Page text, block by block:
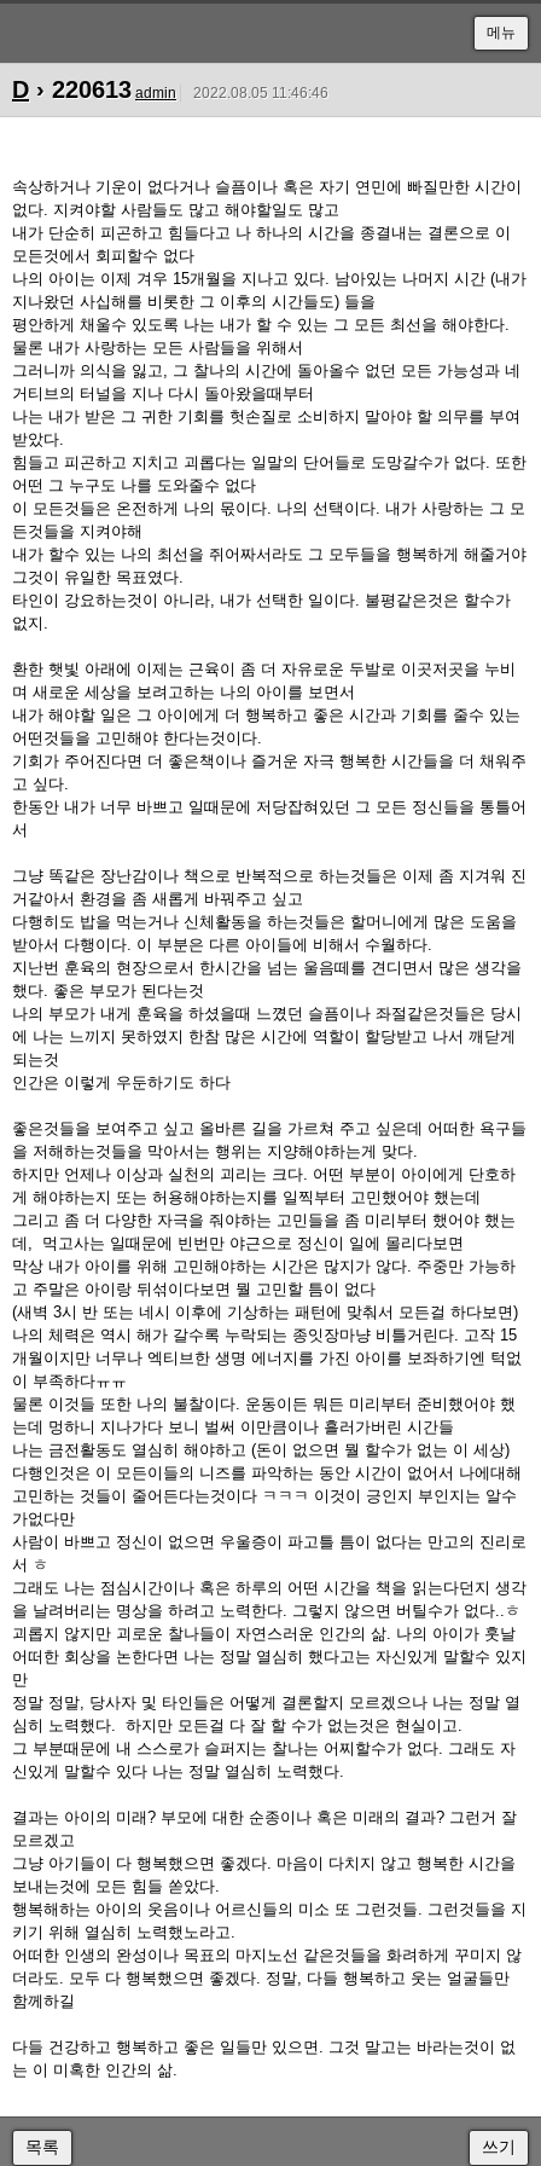
메뉴
D › 220613 admin 2022.08.05 11:46:46
속상하거나 기운이 없다거나 슬픔이나 혹은 자기 연민에 빠질만한 시간이
없다. 지켜야할 사람들도 많고 해야할일도 많고
내가 단순히 피곤하고 힘들다고 나 하나의 시간을 종결내는 결론으로 이
모든것에서 회피할수 없다
나의 아이는 이제 겨우 15개월을 지나고 있다. 남아있는 나머지 시간 (내가
지나왔던 사십해를 비롯한 그 이후의 시간들도) 들을
평안하게 채울수 있도록 나는 내가 할 수 있는 그 모든 최선을 해야한다.
물론 내가 사랑하는 모든 사람들을 위해서
그러니까 의식을 잃고, 그 찰나의 시간에 돌아올수 없던 모든 가능성과 네
거티브의 터널을 지나 다시 돌아왔을때부터
나는 내가 받은 그 귀한 기회를 헛손질로 소비하지 말아야 할 의무를 부여
받았다.
힘들고 피곤하고 지치고 괴롭다는 일말의 단어들로 도망갈수가 없다. 또한
어떤 그 누구도 나를 도와줄수 없다
이 모든것들은 온전하게 나의 몫이다. 나의 선택이다. 내가 사랑하는 그 모
든것들을 지켜야해
내가 할수 있는 나의 최선을 쥐어짜서라도 그 모두들을 행복하게 해줄거야
그것이 유일한 목표였다.
타인이 강요하는것이 아니라, 내가 선택한 일이다. 불평같은것은 할수가
없지.
환한 햇빛 아래에 이제는 근육이 좀 더 자유로운 두발로 이곳저곳을 누비
며 새로운 세상을 보려고하는 나의 아이를 보면서
내가 해야할 일은 그 아이에게 더 행복하고 좋은 시간과 기회를 줄수 있는
어떤것들을 고민해야 한다는것이다.
기회가 주어진다면 더 좋은책이나 즐거운 자극 행복한 시간들을 더 채워주
고 싶다.
한동안 내가 너무 바쁘고 일때문에 저당잡혀있던 그 모든 정신들을 통틀어
서
그냥 똑같은 장난감이나 책으로 반복적으로 하는것들은 이제 좀 지겨워 진
거같아서 환경을 좀 새롭게 바꿔주고 싶고
다행히도 밥을 먹는거나 신체활동을 하는것들은 할머니에게 많은 도움을
받아서 다행이다. 이 부분은 다른 아이들에 비해서 수월하다.
지난번 훈육의 현장으로서 한시간을 넘는 울음떼를 견디면서 많은 생각을
했다. 좋은 부모가 된다는것
나의 부모가 내게 훈육을 하셨을때 느꼈던 슬픔이나 좌절같은것들은 당시
에 나는 느끼지 못하였지 한참 많은 시간에 역할이 할당받고 나서 깨닫게
되는것
인간은 이렇게 우둔하기도 하다
좋은것들을 보여주고 싶고 올바른 길을 가르쳐 주고 싶은데 어떠한 욕구들
을 저해하는것들을 막아서는 행위는 지양해야하는게 맞다.
하지만 언제나 이상과 실천의 괴리는 크다. 어떤 부분이 아이에게 단호하
게 해야하는지 또는 허용해야하는지를 일찍부터 고민했어야 했는데
그리고 좀 더 다양한 자극을 줘야하는 고민들을 좀 미리부터 했어야 했는
데, 먹고사는 일때문에 빈번만 야근으로 정신이 일에 몰리다보면
막상 내가 아이를 위해 고민해야하는 시간은 많지가 않다. 주중만 가능하
고 주말은 아이랑 뒤섞이다보면 뭘 고민할 틈이 없다
(새벽 3시 반 또는 네시 이후에 기상하는 패턴에 맞춰서 모든걸 하다보면)
나의 체력은 역시 해가 갈수록 누락되는 종잇장마냥 비틀거린다. 고작 15
개월이지만 너무나 엑티브한 생명 에너지를 가진 아이를 보좌하기엔 턱없
이 부족하다ㅠㅠ
물론 이것들 또한 나의 불찰이다. 운동이든 뭐든 미리부터 준비했어야 했
는데 멍하니 지나가다 보니 벌써 이만큼이나 흘러가버린 시간들
나는 금전활동도 열심히 해야하고 (돈이 없으면 뭘 할수가 없는 이 세상)
다행인것은 이 모든이들의 니즈를 파악하는 동안 시간이 없어서 나에대해
고민하는 것들이 줄어든다는것이다 ㅋㅋㅋ 이것이 긍인지 부인지는 알수
가없다만
사람이 바쁘고 정신이 없으면 우울증이 파고틀 틈이 없다는 만고의 진리로
서 ㅎ
그래도 나는 점심시간이나 혹은 하루의 어떤 시간을 책을 읽는다던지 생각
을 날려버리는 명상을 하려고 노력한다. 그렇지 않으면 버틸수가 없다..ㅎ
괴롭지 않지만 괴로운 찰나들이 자연스러운 인간의 삶. 나의 아이가 훗날
어떠한 회상을 논한다면 나는 정말 열심히 했다고는 자신있게 말할수 있지
만
정말 정말, 당사자 및 타인들은 어떻게 결론할지 모르겠으나 나는 정말 열
심히 노력했다. 하지만 모든걸 다 잘 할 수가 없는것은 현실이고.
그 부분때문에 내 스스로가 슬퍼지는 찰나는 어찌할수가 없다. 그래도 자
신있게 말할수 있다 나는 정말 열심히 노력했다.
결과는 아이의 미래? 부모에 대한 순종이나 혹은 미래의 결과? 그런거 잘
모르겠고
그냥 아기들이 다 행복했으면 좋겠다. 마음이 다치지 않고 행복한 시간을
보내는것에 모든 힘들 쏟았다.
행복해하는 아이의 웃음이나 어르신들의 미소 또 그런것들. 그런것들을 지
키기 위해 열심히 노력했노라고.
어떠한 인생의 완성이나 목표의 마지노선 같은것들을 화려하게 꾸미지 않
더라도. 모두 다 행복했으면 좋겠다. 정말, 다들 행복하고 웃는 얼굴들만
함께하길
다들 건강하고 행복하고 좋은 일들만 있으면. 그것 말고는 바라는것이 없
는 이 미혹한 인간의 삶.
목록 쓰기